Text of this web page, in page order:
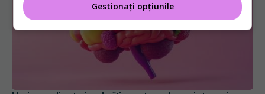
Gestionați opțiunile